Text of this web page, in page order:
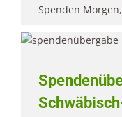
Spenden Morgen,